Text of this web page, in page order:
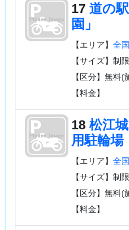
17 道の
園」
【エリア】 全国
【サイズ】制
【区分】無料(
【料金】
18 松江
用駐輪場
【エリア】 全国
【サイズ】制
【区分】無料(
【料金】